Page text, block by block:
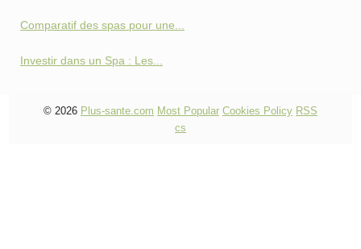
Comparatif des spas pour une...
Investir dans un Spa : Les...
© 2026 Plus-sante.com Most Popular Cookies Policy RSS
cs